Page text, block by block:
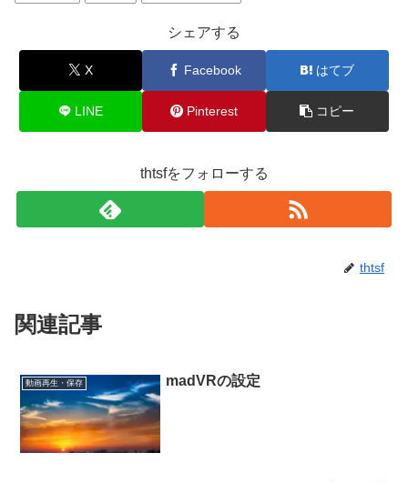
シェアする
X Facebook はてブ
LINE Pinterest コピー
thtsfをフォローする
thtsf
関連記事
動画再生・保存 madVRの設定